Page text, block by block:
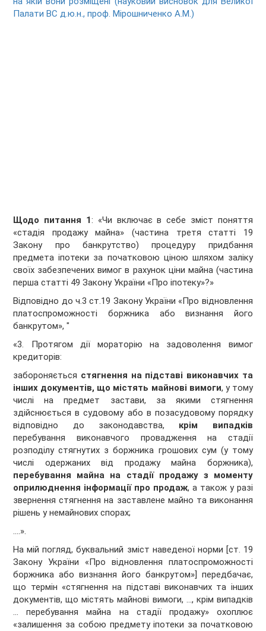
Палати ВС д.ю.н., проф. Мірошниченко А.М.)
Щодо питання 1: «Чи включає в себе зміст поняття
«стадія продажу майна» (частина третя статті 19
Закону про банкрутство) процедуру придбання
предмета іпотеки за початковою ціною шляхом заліку
своїх забезпечених вимог в рахунок ціни майна (частина
перша статті 49 Закону України «Про іпотеку»?»
Відповідно до ч.3 ст.19 Закону України «Про відновлення
платоспроможності боржника або визнання його
банкрутом», "
«3. Протягом дії мораторію на задоволення вимог
кредиторів:
забороняється стягнення на підставі виконавчих та
інших документів, що містять майнові вимоги, у тому
числі на предмет застави, за якими стягнення
здійснюється в судовому або в позасудовому порядку
відповідно до законодавства, крім випадків
перебування виконавчого провадження на стадії
розподілу стягнутих з боржника грошових сум (у тому
числі одержаних від продажу майна боржника),
перебування майна на стадії продажу з моменту
оприлюднення інформації про продаж, а також у разі
звернення стягнення на заставлене майно та виконання
рішень у немайнових спорах;
….».
На мій погляд, буквальний зміст наведеної норми [ст. 19
Закону України «Про відновлення платоспроможності
боржника або визнання його банкрутом»] передбачає,
що термін «стягнення на підставі виконавчих та інших
документів, що містять майнові вимоги, …, крім випадків
… перебування майна на стадії продажу» охоплює
«залишення за собою предмету іпотеки за початковою